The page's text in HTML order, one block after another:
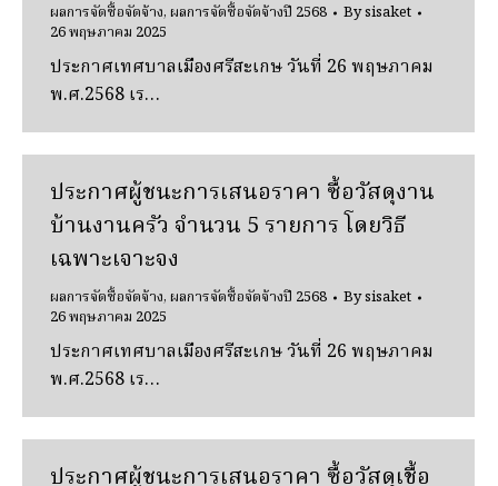
ผลการจัดซื้อจัดจ้าง,ผลการจัดซื้อจัดจ้างปี 2568 Bysisaket
26 พฤษภาคม 2025
ประกาศเทศบาลเมืองศรีสะเกษ วันที่ 26 พฤษภาคม
พ.ศ.2568 เร…
ประกาศผู้ชนะการเสนอราคา ซื้อวัสดุงาน
บ้านงานครัว จํานวน 5 รายการ โดยวิธี
เฉพาะเจาะจง
ผลการจัดซื้อจัดจ้าง,ผลการจัดซื้อจัดจ้างปี 2568 Bysisaket
26 พฤษภาคม 2025
ประกาศเทศบาลเมืองศรีสะเกษ วันที่ 26 พฤษภาคม
พ.ศ.2568 เร…
ประกาศผู้ชนะการเสนอราคา ซื้อวัสดุเชื้อ